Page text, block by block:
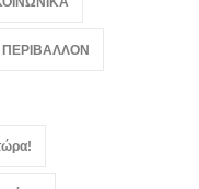
ΠΕΡΙΒΑΛΛΟΝ